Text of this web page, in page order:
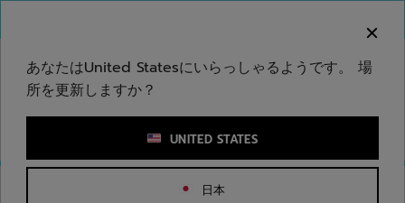
みです。
キーワードまたは商品番号を入力する
あなたはUnited Statesにいらっしゃるようです。 場
所を更新しますか？
UNITED STATES
日本